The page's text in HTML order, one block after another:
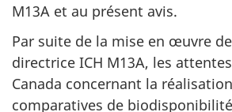
M13A et au présent avis.
Par suite de la mise en œuvre
directrice ICH M13A, les
Canada concernant la
comparatives de